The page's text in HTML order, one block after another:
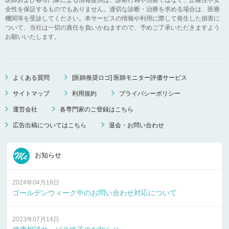
全性を保証するものでもありません。適切な診断・治療を求める場合は、医療
機関等を受診してください。本サービスの情報や利用に際して発生した損害に
ついて、当社は一切の責任を負いかねますので、予めご了承いただきますよう
お願いいたします。
よくある質問 [医師推奨ロゴ] 医師モニター評価サービス
サイトマップ 利用規約 プライバシーポリシー
運営会社 各専門家のご登録はこちら
広告出稿についてはこちら 退会・お問い合わせ
お知らせ
2024年04月18日
ゴールデンウィーク中のお問い合わせ対応について
2023年07月14日